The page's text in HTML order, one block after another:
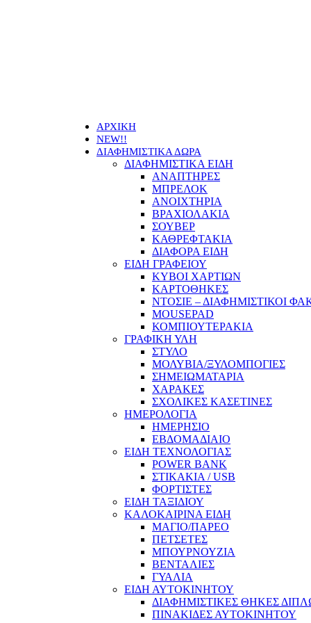
ΑΡΧΙΚΗ
NEW!!
ΔΙΑΦΗΜΙΣΤΙΚΑ ΔΩΡΑ
ΔΙΑΦΗΜΙΣΤΙΚΑ ΕΙΔΗ
ΑΝΑΠΤΗΡΕΣ
ΜΠΡΕΛΟΚ
ΑΝΟΙΧΤΗΡΙΑ
ΒΡΑΧΙΟΛΑΚΙΑ
ΣΟΥΒΕΡ
ΚΑΘΡΕΦΤΑΚΙΑ
ΔΙΑΦΟΡΑ ΕΙΔΗ
ΕΙΔΗ ΓΡΑΦΕΙΟΥ
ΚΥΒΟΙ ΧΑΡΤΙΩΝ
ΚΑΡΤΟΘΗΚΕΣ
ΝΤΟΣΙΕ – ΔΙΑΦΗΜΙΣΤΙΚΟΙ
MOUSEPAD
ΚΟΜΠΙΟΥΤΕΡΑΚΙΑ
ΓΡΑΦΙΚΗ ΥΛΗ
ΣΤΥΛΟ
ΜΟΛΥΒΙΑ/ΞΥΛΟΜΠΟΓΙΕΣ
ΣΗΜΕΙΩΜΑΤΑΡΙΑ
ΧΑΡΑΚΕΣ
ΣΧΟΛΙΚΕΣ ΚΑΣΕΤΙΝΕΣ
ΗΜΕΡΟΛΟΓΙΑ
ΗΜΕΡΗΣΙΟ
ΕΒΔΟΜΑΔΙΑΙΟ
ΕΙΔΗ ΤΕΧΝΟΛΟΓΙΑΣ
POWER BANK
ΣΤΙΚΑΚΙΑ / USB
ΦΟΡΤΙΣΤΕΣ
ΕΙΔΗ ΤΑΞΙΔΙΟΥ
ΚΑΛΟΚΑΙΡΙΝΑ ΕΙΔΗ
ΜΑΓΙΟ/ΠΑΡΕΟ
ΠΕΤΣΕΤΕΣ
ΜΠΟΥΡΝΟΥΖΙΑ
ΒΕΝΤΑΛΙΕΣ
ΓΥΑΛΙΑ
ΕΙΔΗ ΑΥΤΟΚΙΝΗΤΟΥ
ΔΙΑΦΗΜΙΣΤΙΚΕΣ ΘΗΚΕΣ
ΠΙΝΑΚΙΔΕΣ ΑΥΤΟΚΙΝΗΤΟΥ